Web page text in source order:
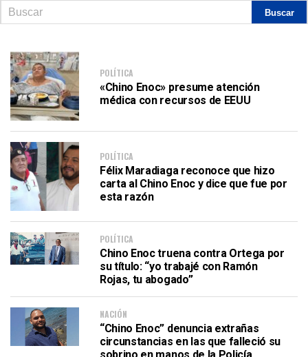
POLÍTICA
«Chino Enoc» presume atención
médica con recursos de EEUU
POLÍTICA
Félix Maradiaga reconoce que hizo
carta al Chino Enoc y dice que fue por
esta razón
POLÍTICA
Chino Enoc truena contra Ortega por
su título: “yo trabajé con Ramón
Rojas, tu abogado”
NACIÓN
“Chino Enoc” denuncia extrañas
circunstancias en las que falleció su